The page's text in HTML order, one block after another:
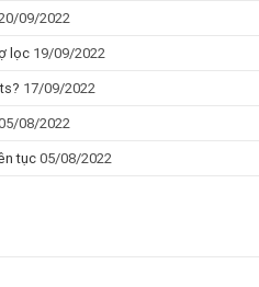
09/2022
lọc 19/09/2022
17/09/2022
08/2022
tục05/08/2022